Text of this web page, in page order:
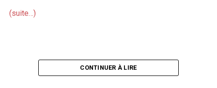
d’un coup de poing sur la table.
Trotti’Fun ou la balade sur deux roues électrique à Geer
(suite…)
CONTINUER À LIRE